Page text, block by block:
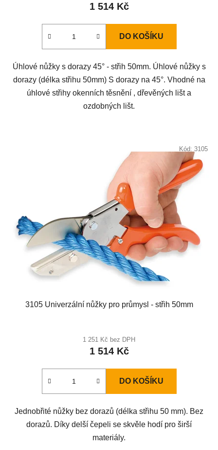
1 514 Kč
DO KOŠÍKU
Úhlové nůžky s dorazy 45° - střih 50mm. Úhlové nůžky s
dorazy (délka střihu 50mm) S dorazy na 45°. Vhodné na
úhlové střihy okenních těsnění , dřevěných lišt a
ozdobných lišt.
3105 Univerzální nůžky pro průmysl - střih 50mm
1 251 Kč bez DPH
1 514 Kč
DO KOŠÍKU
Jednobřité nůžky bez dorazů (délka střihu 50 mm). Bez
dorazů. Díky delší čepeli se skvěle hodí pro širší
materiály.
Kód: 3105